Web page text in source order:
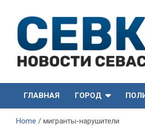
content
СевКор —
Севастополя
Севастополя
ГЛАВНАЯ
ГОРОД
Home мигранты-нарушители